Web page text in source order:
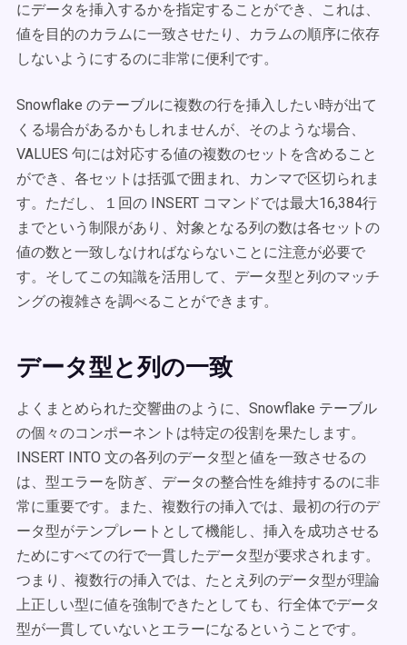
にデータを挿入するかを指定することができ、これは、
値を目的のカラムに一致させたり、カラムの順序に依存
しないようにするのに非常に便利です。
Snowflake のテーブルに複数の行を挿入したい時が出て
くる場合があるかもしれませんが、そのような場合、
VALUES 句には対応する値の複数のセットを含めること
ができ、各セットは括弧で囲まれ、カンマで区切られま
す。ただし、１回の INSERT コマンドでは最大16,384行
までという制限があり、対象となる列の数は各セットの
値の数と一致しなければならないことに注意が必要で
す。そしてこの知識を活用して、データ型と列のマッチ
ングの複雑さを調べることができます。
データ型と列の一致
よくまとめられた交響曲のように、Snowflake テーブル
の個々のコンポーネントは特定の役割を果たします。
INSERT INTO 文の各列のデータ型と値を一致させるの
は、型エラーを防ぎ、データの整合性を維持するのに非
常に重要です。また、複数行の挿入では、最初の行のデ
ータ型がテンプレートとして機能し、挿入を成功させる
ためにすべての行で一貫したデータ型が要求されます。
つまり、複数行の挿入では、たとえ列のデータ型が理論
上正しい型に値を強制できたとしても、行全体でデータ
型が一貫していないとエラーになるということです。